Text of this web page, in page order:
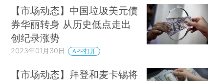
【市场动态】中国垃圾美元债
券华丽转身 从历史低点走出
创纪录涨势
2023年01月30日 APP打开
【市场动态】拜登和麦卡锡将